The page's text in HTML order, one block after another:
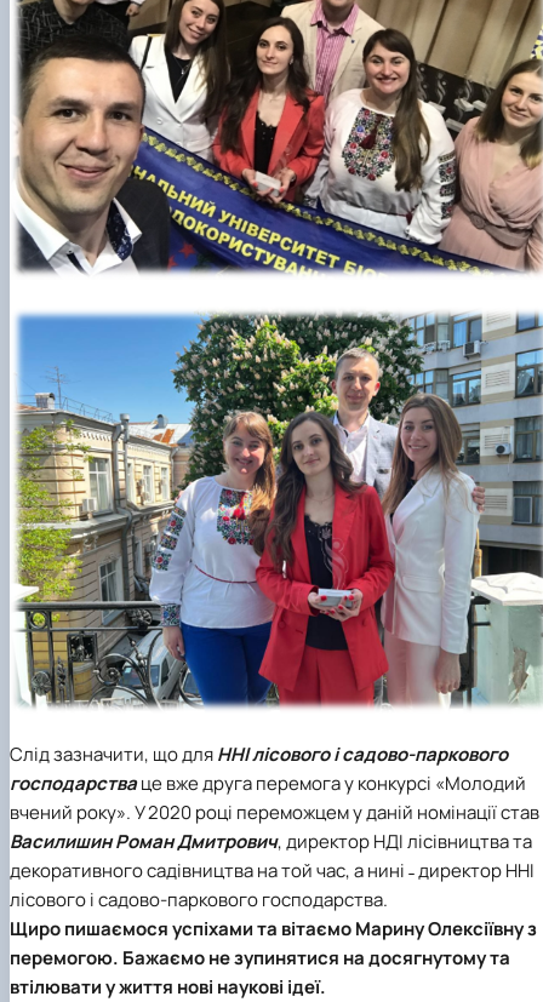
Слід зазначити, що дляННІ лісового і садово-паркового
господарстваце вже друга перемога у конкурсі «Молодий
вчений року». У 2020 році переможцем у даній номінації став
Василишин Роман Дмитрович, директор НДІ лісівництва та
декоративного садівництва на той час, а нині ˗ директор ННІ
лісового і садово-паркового господарства.
Щиро пишаємося успіхами та вітаємо Марину Олексіївну з
перемогою. Бажаємо не зупинятися на досягнутому та
втілювати у життя нові наукові ідеї.